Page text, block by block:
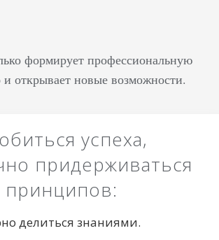
формирует профессиональную
открывает новые возможности.
успеха,
придерживаться
принципов:
делиться знаниями.